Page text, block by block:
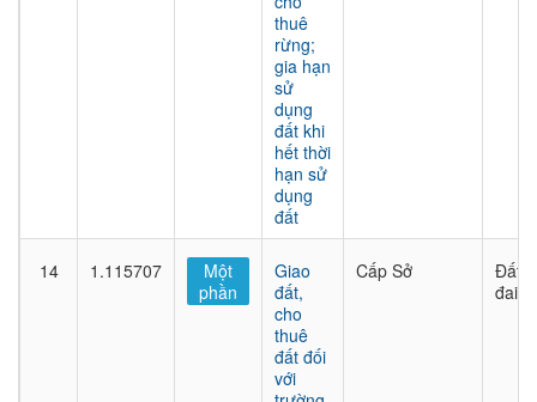
thuê
rừng;
gia hạn
sử
dụng
đất khi
hết thời
hạn sử
dụng
đất
14 1.115707
Một
phần
Giao
đất,
cho
thuê
đất đối
với
Cấp Sở
Đất
đai